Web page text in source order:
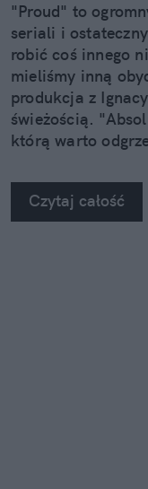
"Proud" to
seriali i
robić coś innego
mieliśmy inną
produkcja z
świeżością.
którą warto
Czytaj całość